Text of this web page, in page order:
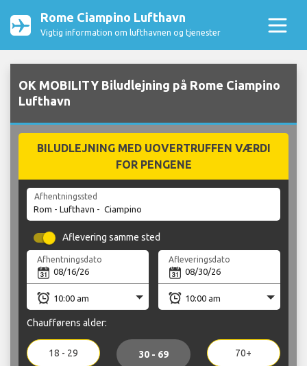
Rome Ciampino Lufthavn
Vigtig information om lufthavnen og tjenester
OK MOBILITY Biludlejning på Rome Ciampino
Lufthavn
BILUDLEJNING MED UOVERTRUFFEN VÆRDI
FOR PENGENE
Afhentningssted
Aflevering samme sted
Afhentningsdato Afleveringsdato
Chaufførens alder:
18 - 29 30 - 69 70+